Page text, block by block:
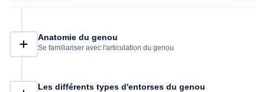
Anatomie du genou
Se familiariser avec l'articulation du genou
Les différents types d'entorses du genou